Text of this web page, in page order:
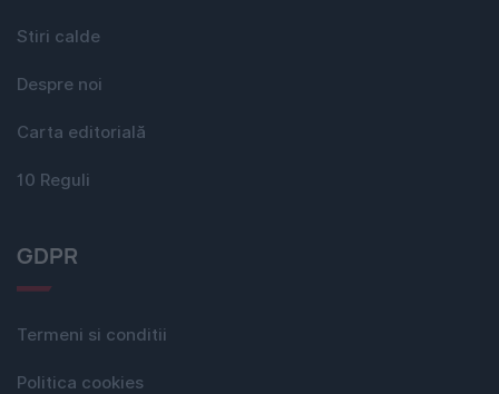
Stiri calde
Despre noi
Carta editorială
10 Reguli
GDPR
Termeni si conditii
Politica cookies